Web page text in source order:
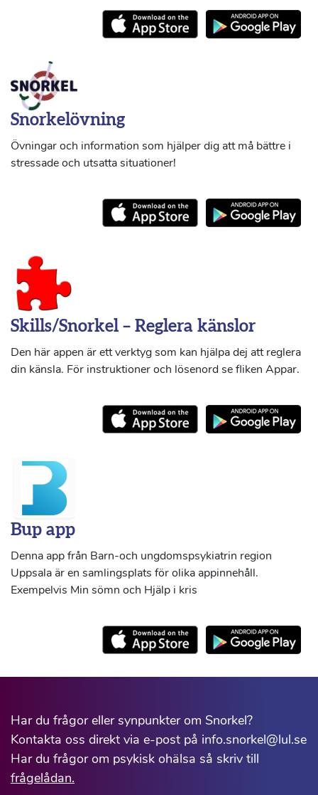
Snorkelövning
Övningar och information som hjälper dig att må bättre i
stressade och utsatta situationer!
Skills/Snorkel – Reglera känslor
Den här appen är ett verktyg som kan hjälpa dej att reglera
din känsla. För instruktioner och lösenord se fliken Appar.
Bup app
Denna app från Barn-och ungdomspsykiatrin region
Uppsala är en samlingsplats för olika appinnehåll.
Exempelvis Min sömn och Hjälp i kris
Har du frågor eller synpunkter om Snorkel?
Kontakta oss direkt via e-post på info.snorkel@lul.se
Har du frågor om psykisk ohälsa så skriv till
frågelådan.